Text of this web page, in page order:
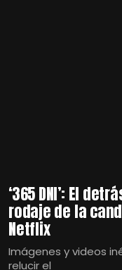
‘365 DNI’: El
rodaje de la
Netflix
Imágenes y videos
relucir el